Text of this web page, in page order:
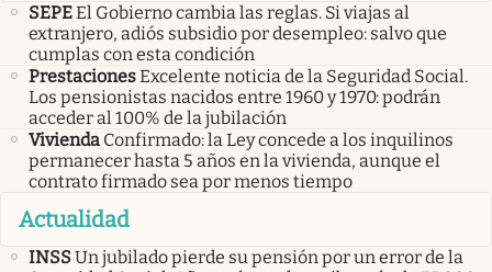
SEPEEl Gobierno cambia las reglas. Si viajas al
extranjero, adiós subsidio por desempleo: salvo que
cumplas con esta condición
PrestacionesExcelente noticia de la Seguridad Social.
Los pensionistas nacidos entre 1960 y 1970: podrán
acceder al 100% de la jubilación
Vivienda Confirmado: la Ley concede a los inquilinos
permanecer hasta 5 años en la vivienda, aunque el
contrato firmado sea por menos tiempo
Actualidad
INSSUn jubilado pierde su pensión por un error de la